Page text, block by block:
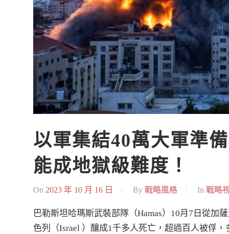
以軍集結40萬大軍準
能成地獄級難度！
On 2023 年 10 月 16 日 By 戰略風格 In 戰略
巴勒斯坦哈瑪斯武裝部隊（Hamas）10月7日從加
色列（Israel ）釀成1千多人死亡，超過百人被俘